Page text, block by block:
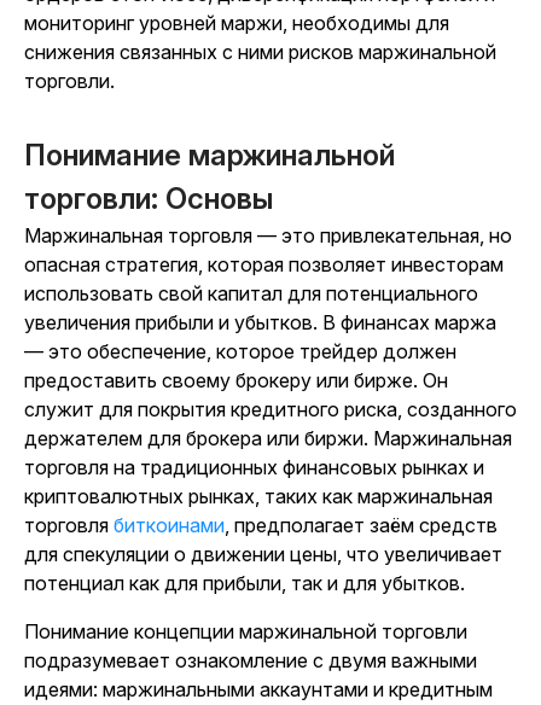
мониторинг уровней маржи, необходимы для
снижения связанных с ними рисков маржинальной
торговли.
Понимание маржинальной
торговли: Основы
Маржинальная торговля — это привлекательная, но
опасная стратегия, которая позволяет инвесторам
использовать свой капитал для потенциального
увеличения прибыли и убытков. В финансах маржа
— это обеспечение, которое трейдер должен
предоставить своему брокеру или бирже. Он
служит для покрытия кредитного риска, созданного
держателем для брокера или биржи. Маржинальная
торговля на традиционных финансовых рынках и
криптовалютных рынках, таких как маржинальная
торговля биткоинами, предполагает заём средств
для спекуляции о движении цены, что увеличивает
потенциал как для прибыли, так и для убытков.
Понимание концепции маржинальной торговли
подразумевает ознакомление с двумя важными
идеями: маржинальными аккаунтами и кредитным